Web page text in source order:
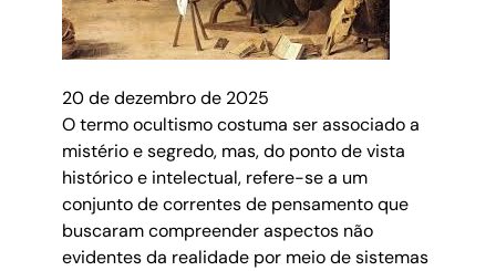
20 de dezembro de 2025
O termo ocultismo costuma ser associado a
mistério e segredo, mas, do ponto de vista
histórico e intelectual, refere-se a um
conjunto de correntes de pensamento que
buscaram compreender aspectos não
evidentes da realidade por meio de sistemas